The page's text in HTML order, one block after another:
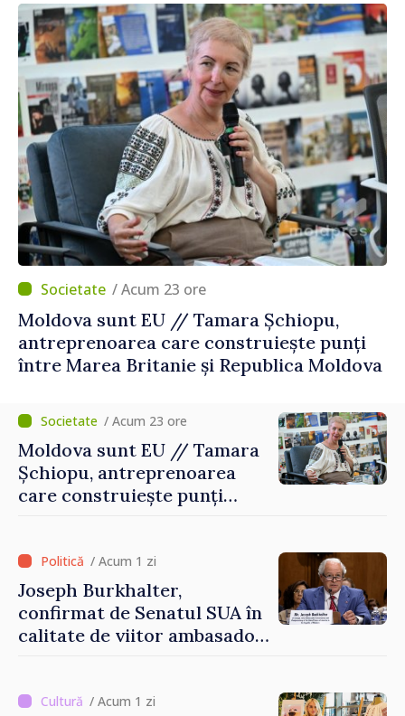
/ Acum 23 ore
Moldova sunt EU // Tamara Șchiopu,
antreprenoarea care construiește punți
între Marea Britanie și Republica Moldova
/ Acum 23 ore
Moldova sunt EU // Tamara
Șchiopu, antreprenoarea
care construiește punți
/ Acum 1 zi
Joseph Burkhalter,
confirmat de Senatul SUA în
calitate de viitor ambasador
/ Acum 1 zi